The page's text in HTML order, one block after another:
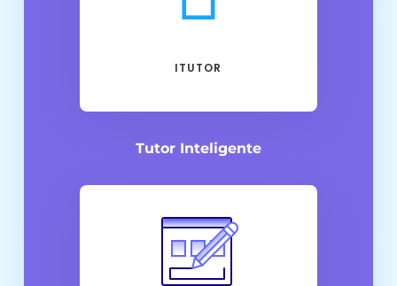
ITUTOR
Tutor Inteligente